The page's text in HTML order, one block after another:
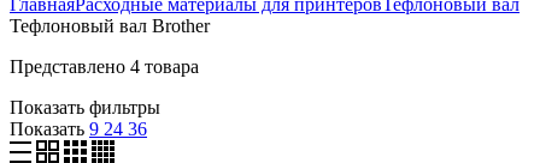
ГлавнаяРасходные материалы для принтеровТефлоновый вал
Тефлоновый вал Brother
Представлено 4 товара
Показать фильтры
Показать 9 24 36